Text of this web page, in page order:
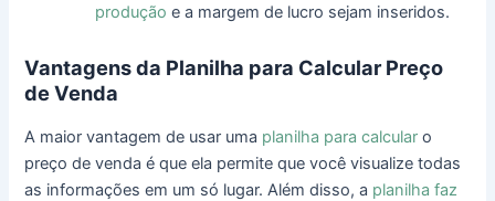
produção e a margem de lucro sejam inseridos.
Vantagens da Planilha para Calcular Preço
de Venda
A maior vantagem de usar uma planilha para calcular o
preço de venda é que ela permite que você visualize todas
as informações em um só lugar. Além disso, a planilha faz